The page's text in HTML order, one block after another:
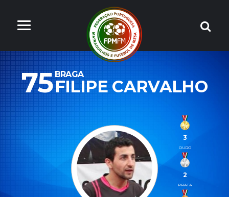
75BRAGA
FILIPE CARVALHO
3
OURO
2
PRATA